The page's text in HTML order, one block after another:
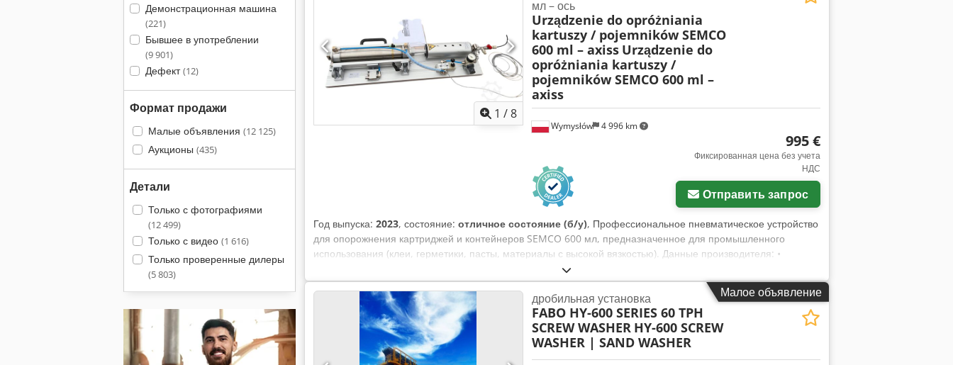
Демонстрационная машина
(221)
Бывшее в употреблении
(9 901)
Дефект(12)
Формат продажи
Малые объявления (12 125)
Аукционы (435)
Детали
Только с фотографиями
(12 499)
Только с видео (1 616)
Только проверенные дилеры
(5 803)
Продается в том состоянии, в котором находится. • Осмотр: Настоятельно рекомендуется провести осмотр
станка в рабочем состоянии на территории Dynomec Ltd, Западный Йоркшир, перед принятием решения о
покупке, чтобы покупатели могли полностью осмотреть станок и убедиться в его состоянии. Осмотр
проводится только по предварительной договоренности. • Гарантия: Продается без каких-либо гарантий,
явных или подразумеваемых. • Доступность: Данный товар размещен на других площадках; мы оставляем
за собой право снять это объявление в любое время. Контактная информация: Для получения
дополнительной информации, пожалуйста, свяжитесь с нами напрямую. К станку может быть
предоставлен счет-фактура с НДС. Dedezr Ngnspfx Ai Rock
1 /8
Wymysłów 4 996 km
мл – ось
Urządzenie do opróżniania
kartuszy / pojemników SEMCO
600 ml – axiss Urządzenie do
opróżniania kartuszy /
pojemników SEMCO 600 ml –
axiss
995 €
Фиксированная цена без учета
НДС
Отправить запрос
Год выпуска: 2023, состояние: отличное состояние (б/у), Профессиональное пневматическое устройство
для опорожнения картриджей и контейнеров SEMCO 600 мл, предназначенное для промышленного
использования (клеи, герметики, пасты, материалы с высокой вязкостью). Данные производителя: •
Производитель: axiss GmbH (Германия) • Модель: 9110 / B-SEMCO600-PN-KM-F • Год выпуска: 2023 •
Серийный номер: 514 • Стандарт качества: DIN EN ISO 9001:2015 • Маркировка CE Техническое описание:
Dcedpoyc Nzujfx Ai Rek • Пневматическое опорожнение картриджей SEMCO 600 мл • Прочная конструкция
на монтажной плите из алюминиевого профиля • Поршневой узел с прозрачной втулкой (контроль
положения) • Редуктор давления с манометром • Клапан управления направлением работы •
Быстроразъемные пневматические соединения • Запорный клапан (безопасность) • Возможность
вертикального или горизонтального монтажа • Плавная и контролируемая работа
Малое объявление
дробильная установка
FABO HY-600 SERIES 60 TPH
SCREW WASHER HY-600 SCREW
WASHER | SAND WASHER